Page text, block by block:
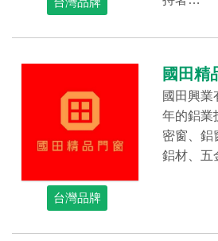
台灣品牌
國田精
國田興業
年的鋁業
密窗、鋁
鋁材、五